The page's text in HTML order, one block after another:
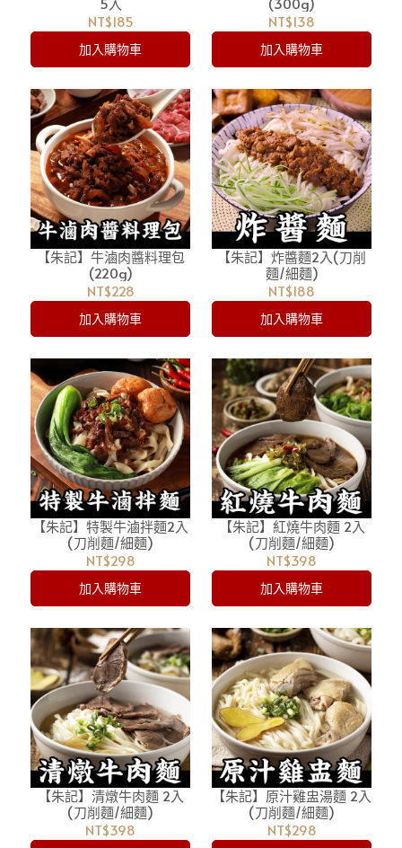
NT$185
加入購物車
NT$138
加入購物車
【朱記】牛滷肉醬料理包
(220g)
NT$228
加入購物車
【朱記】炸醬麵2入(刀削
麵/細麵)
NT$188
加入購物車
【朱記】特製牛滷拌麵2入
(刀削麵/細麵)
NT$298
加入購物車
【朱記】紅燒牛肉麵 2入
(刀削麵/細麵)
NT$398
加入購物車
【朱記】清燉牛肉麵 2入
(刀削麵/細麵)
NT$398
【朱記】原汁雞盅湯麵 2入
(刀削麵/細麵)
NT$298